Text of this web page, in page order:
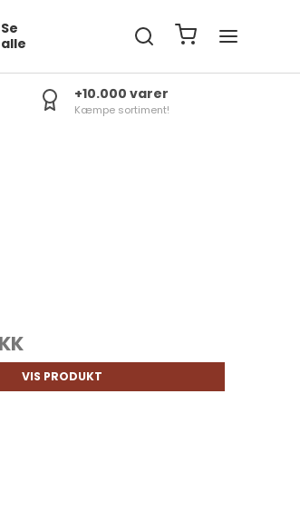
Se
alle
+10.000 varer
Kæmpe sortiment!
VIS PRODUKT